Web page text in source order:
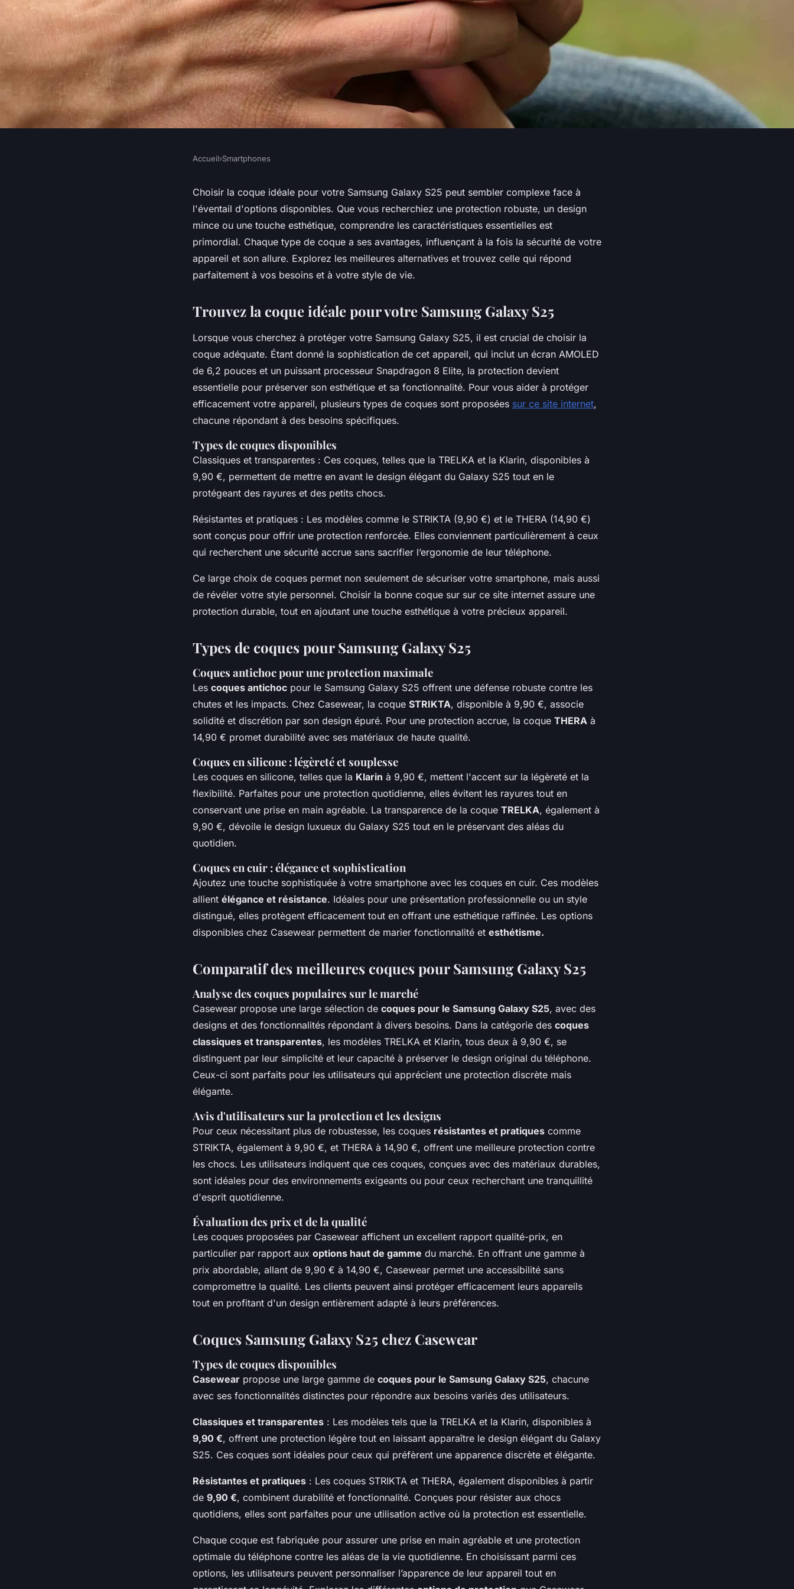
Trouvez la coque idéale pour votre
Samsung Galaxy S25
Accueil›Smartphones
Choisir la coque idéale pour votre Samsung Galaxy S25 peut sembler complexe face à
l'éventail d'options disponibles. Que vous recherchiez une protection robuste, un design
mince ou une touche esthétique, comprendre les caractéristiques essentielles est
primordial. Chaque type de coque a ses avantages, influençant à la fois la sécurité de votre
appareil et son allure. Explorez les meilleures alternatives et trouvez celle qui répond
parfaitement à vos besoins et à votre style de vie.
Trouvez la coque idéale pour votre Samsung Galaxy S25
Lorsque vous cherchez à protéger votre Samsung Galaxy S25, il est crucial de choisir la
coque adéquate. Étant donné la sophistication de cet appareil, qui inclut un écran AMOLED
de 6,2 pouces et un puissant processeur Snapdragon 8 Elite, la protection devient
essentielle pour préserver son esthétique et sa fonctionnalité. Pour vous aider à protéger
efficacement votre appareil, plusieurs types de coques sont proposées sur ce site internet,
chacune répondant à des besoins spécifiques.
Types de coques disponibles
Classiques et transparentes : Ces coques, telles que la TRELKA et la Klarin, disponibles à
9,90 €, permettent de mettre en avant le design élégant du Galaxy S25 tout en le
protégeant des rayures et des petits chocs.
Résistantes et pratiques : Les modèles comme le STRIKTA (9,90 €) et le THERA (14,90 €)
sont conçus pour offrir une protection renforcée. Elles conviennent particulièrement à ceux
qui recherchent une sécurité accrue sans sacrifier l’ergonomie de leur téléphone.
Ce large choix de coques permet non seulement de sécuriser votre smartphone, mais aussi
de révéler votre style personnel. Choisir la bonne coque sur sur ce site internet assure une
protection durable, tout en ajoutant une touche esthétique à votre précieux appareil.
Types de coques pour Samsung Galaxy S25
Coques antichoc pour une protection maximale
Les coques antichoc pour le Samsung Galaxy S25 offrent une défense robuste contre les
chutes et les impacts. Chez Casewear, la coque STRIKTA, disponible à 9,90 €, associe
solidité et discrétion par son design épuré. Pour une protection accrue, la coque THERA à
14,90 € promet durabilité avec ses matériaux de haute qualité.
Coques en silicone : légèreté et souplesse
Les coques en silicone, telles que la Klarin à 9,90 €, mettent l'accent sur la légèreté et la
flexibilité. Parfaites pour une protection quotidienne, elles évitent les rayures tout en
conservant une prise en main agréable. La transparence de la coque TRELKA, également à
9,90 €, dévoile le design luxueux du Galaxy S25 tout en le préservant des aléas du
quotidien.
Coques en cuir : élégance et sophistication
Ajoutez une touche sophistiquée à votre smartphone avec les coques en cuir. Ces modèles
allient élégance et résistance. Idéales pour une présentation professionnelle ou un style
distingué, elles protègent efficacement tout en offrant une esthétique raffinée. Les options
disponibles chez Casewear permettent de marier fonctionnalité et esthétisme.
Comparatif des meilleures coques pour Samsung Galaxy S25
Analyse des coques populaires sur le marché
Casewear propose une large sélection de coques pour le Samsung Galaxy S25, avec des
designs et des fonctionnalités répondant à divers besoins. Dans la catégorie des coques
classiques et transparentes, les modèles TRELKA et Klarin, tous deux à 9,90 €, se
distinguent par leur simplicité et leur capacité à préserver le design original du téléphone.
Ceux-ci sont parfaits pour les utilisateurs qui apprécient une protection discrète mais
élégante.
Avis d'utilisateurs sur la protection et les designs
Pour ceux nécessitant plus de robustesse, les coques résistantes et pratiques comme
STRIKTA, également à 9,90 €, et THERA à 14,90 €, offrent une meilleure protection contre
les chocs. Les utilisateurs indiquent que ces coques, conçues avec des matériaux durables,
sont idéales pour des environnements exigeants ou pour ceux recherchant une tranquillité
d'esprit quotidienne.
Évaluation des prix et de la qualité
Les coques proposées par Casewear affichent un excellent rapport qualité-prix, en
particulier par rapport aux options haut de gamme du marché. En offrant une gamme à
prix abordable, allant de 9,90 € à 14,90 €, Casewear permet une accessibilité sans
compromettre la qualité. Les clients peuvent ainsi protéger efficacement leurs appareils
tout en profitant d'un design entièrement adapté à leurs préférences.
Coques Samsung Galaxy S25 chez Casewear
Types de coques disponibles
Casewear propose une large gamme de coques pour le Samsung Galaxy S25, chacune
avec ses fonctionnalités distinctes pour répondre aux besoins variés des utilisateurs.
Classiques et transparentes : Les modèles tels que la TRELKA et la Klarin, disponibles à
9,90 €, offrent une protection légère tout en laissant apparaître le design élégant du Galaxy
S25. Ces coques sont idéales pour ceux qui préfèrent une apparence discrète et élégante.
Résistantes et pratiques : Les coques STRIKTA et THERA, également disponibles à partir
de 9,90 €, combinent durabilité et fonctionnalité. Conçues pour résister aux chocs
quotidiens, elles sont parfaites pour une utilisation active où la protection est essentielle.
Chaque coque est fabriquée pour assurer une prise en main agréable et une protection
optimale du téléphone contre les aléas de la vie quotidienne. En choisissant parmi ces
options, les utilisateurs peuvent personnaliser l’apparence de leur appareil tout en